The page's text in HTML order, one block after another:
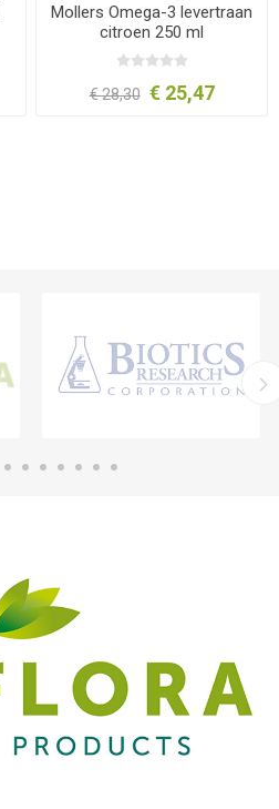
Mollers Omega-3 levertraan
citroen 250 ml
€ 28,30 € 25,47